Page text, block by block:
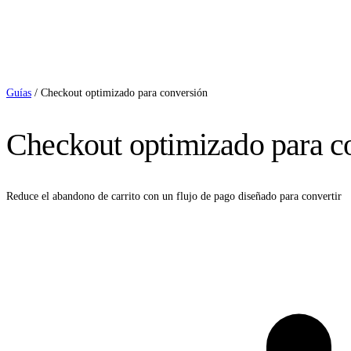
Guías / Checkout optimizado para conversión
Checkout optimizado para
Reduce el abandono de carrito con un flujo de pago diseñado para convertir